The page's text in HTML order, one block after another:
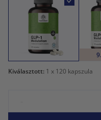
Kiválasztott: 1 x 120 kapszula